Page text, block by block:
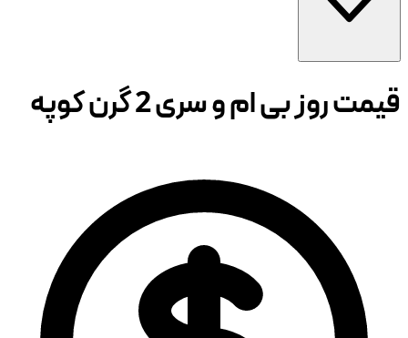
قیمت روز بی ام و سری 2 گرن کوپه